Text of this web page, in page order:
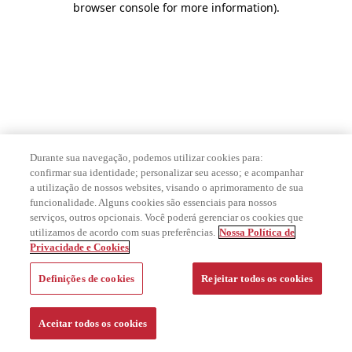
browser console for more information).
Durante sua navegação, podemos utilizar cookies para:
confirmar sua identidade; personalizar seu acesso; e acompanhar
a utilização de nossos websites, visando o aprimoramento de sua
funcionalidade. Alguns cookies são essenciais para nossos
serviços, outros opcionais. Você poderá gerenciar os cookies que
utilizamos de acordo com suas preferências. Nossa Política de
Privacidade e Cookies
Definições de cookies Rejeitar todos os cookies
Aceitar todos os cookies